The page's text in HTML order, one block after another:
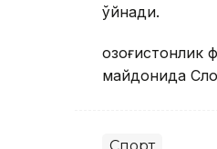
ўйнади.
майдонида